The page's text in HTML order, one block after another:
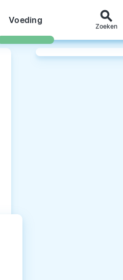
Voeding search
Zoeken